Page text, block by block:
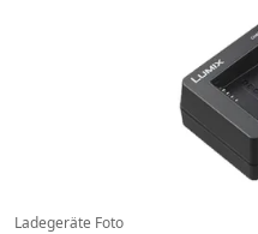
Ladegeräte Foto